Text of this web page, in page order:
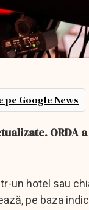
pe Google News
ORDA
un hotel sau
pe baza